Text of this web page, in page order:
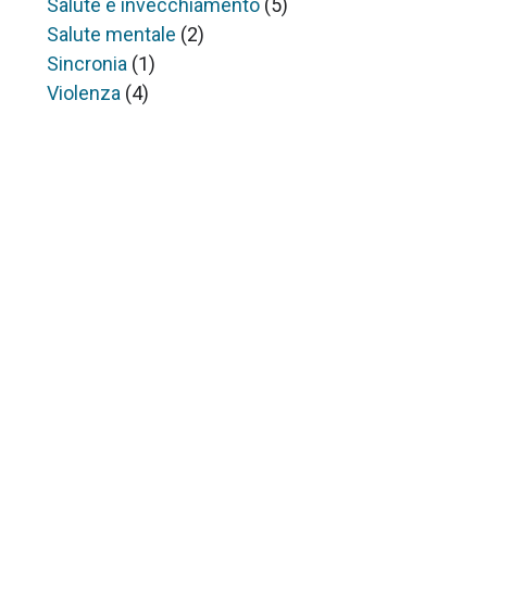
Salute e invecchiamento (5)
Salute mentale (2)
Sincronia (1)
Violenza (4)